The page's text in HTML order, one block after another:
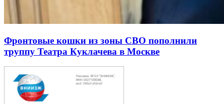
Фронтовые кошки из зоны СВО пополнили
труппу Театра Куклачева в Москве